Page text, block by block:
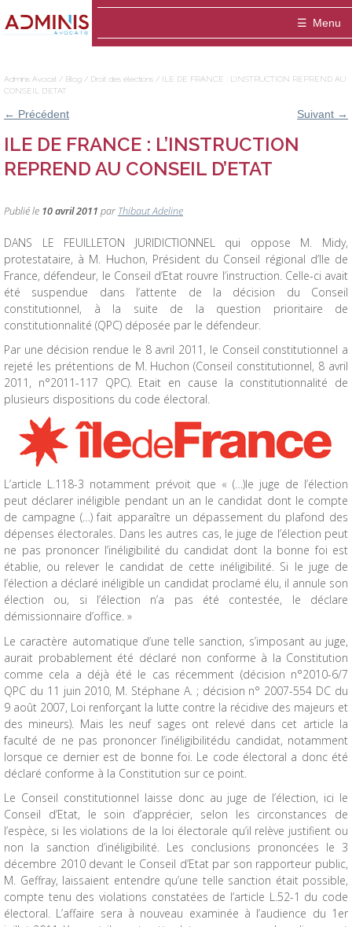
Adminis
Menu
Médiation
Publications
Entreprise
Particulier / association
Equipe
Marie-Hélène ANSQUER
Sophie Montigny
Contact
Adminis Avocat / Blog / Droit des élections / ILE DE FRANCE : L’INSTRUCTION REPREND AU
CONSEIL D’ETAT
← Précédent Suivant →
ILE DE FRANCE : L’INSTRUCTION
REPREND AU CONSEIL D’ETAT
Publié le 10 avril 2011 par Thibaut Adeline
DANS LE FEUILLETON JURIDICTIONNEL qui oppose M. Midy,
protestataire, à M. Huchon, Président du Conseil régional d’Ile de
France, défendeur, le Conseil d’Etat rouvre l’instruction. Celle-ci avait
été suspendue dans l’attente de la décision du Conseil
constitutionnel, à la suite de la question prioritaire de
constitutionnalité (QPC) déposée par le défendeur.
Par une décision rendue le 8 avril 2011, le Conseil constitutionnel a
rejeté les prétentions de M. Huchon (Conseil constitutionnel, 8 avril
2011, n°2011-117 QPC). Etait en cause la constitutionnalité de
plusieurs dispositions du code électoral.
L’article L.118-3 notamment prévoit que « (…)le juge de l’élection
peut déclarer inéligible pendant un an le candidat dont le compte
de campagne (…) fait apparaître un dépassement du plafond des
dépenses électorales. Dans les autres cas, le juge de l’élection peut
ne pas prononcer l’inéligibilité du candidat dont la bonne foi est
établie, ou relever le candidat de cette inéligibilité. Si le juge de
l’élection a déclaré inéligible un candidat proclamé élu, il annule son
élection ou, si l’élection n’a pas été contestée, le déclare
démissionnaire d’office. »
Le caractère automatique d’une telle sanction, s’imposant au juge,
aurait probablement été déclaré non conforme à la Constitution
comme cela a déjà été le cas récemment (décision n°2010-6/7
QPC du 11 juin 2010, M. Stéphane A. ; décision n° 2007-554 DC du
9 août 2007, Loi renforçant la lutte contre la récidive des majeurs et
des mineurs). Mais les neuf sages ont relevé dans cet article la
faculté de ne pas prononcer l’inéligibilitédu candidat, notamment
lorsque ce dernier est de bonne foi. Le code électoral a donc été
déclaré conforme à la Constitution sur ce point.
Le Conseil constitutionnel laisse donc au juge de l’élection, ici le
Conseil d’Etat, le soin d’apprécier, selon les circonstances de
l’espèce, si les violations de la loi électorale qu’il relève justifient ou
non la sanction d’inéligibilité. Les conclusions prononcées le 3
décembre 2010 devant le Conseil d’Etat par son rapporteur public,
M. Geffray, laissaient entendre qu’une telle sanction était possible,
compte tenu des violations constatées de l’article L.52-1 du code
électoral. L’affaire sera à nouveau examinée à l’audience du 1er